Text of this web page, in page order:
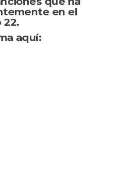
Radio
en el
22.
aquí: